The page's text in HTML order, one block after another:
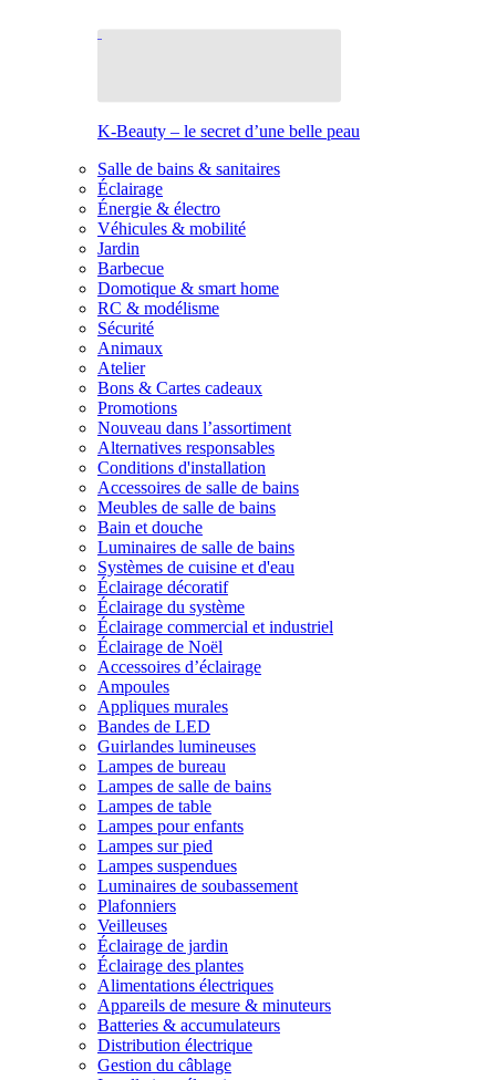
K-Beauty – le secret d’une belle peau
Salle de bains & sanitaires
Éclairage
Énergie & électro
Véhicules & mobilité
Jardin
Barbecue
Domotique & smart home
RC & modélisme
Sécurité
Animaux
Atelier
Bons & Cartes cadeaux
Promotions
Nouveau dans l’assortiment
Alternatives responsables
Conditions d'installation
Accessoires de salle de bains
Meubles de salle de bains
Bain et douche
Luminaires de salle de bains
Systèmes de cuisine et d'eau
Éclairage décoratif
Éclairage du système
Éclairage commercial et industriel
Éclairage de Noël
Accessoires d’éclairage
Ampoules
Appliques murales
Bandes de LED
Guirlandes lumineuses
Lampes de bureau
Lampes de salle de bains
Lampes de table
Lampes pour enfants
Lampes sur pied
Lampes suspendues
Luminaires de soubassement
Plafonniers
Veilleuses
Éclairage de jardin
Éclairage des plantes
Alimentations électriques
Appareils de mesure & minuteurs
Batteries & accumulateurs
Distribution électrique
Gestion du câblage